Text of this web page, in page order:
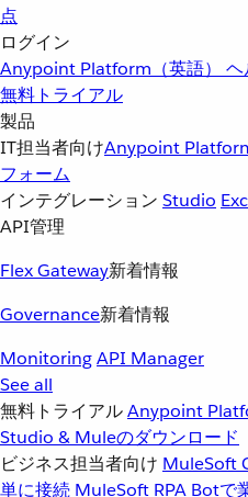
点
ログイン
Anypoint Platform（英語） ヘ
無料トライアル
製品
IT担当者向けAnypoint
フォーム
インテグレーション Studio
API管理
Flex Gateway新着情報
Governance新着情報
MonitoringAPI Manager
See all
無料トライアルAnypoint
Studio & Muleのダウンロード
ビジネス担当者向け MuleSoft
単に接続 MuleSoft RPA Botで